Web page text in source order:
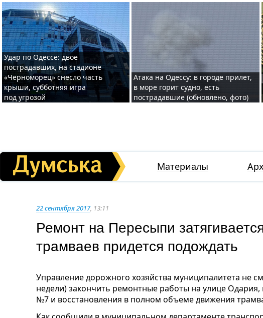
Удар по Одессе: двое
пострадавших, на стадионе
«Черноморец» снесло часть
крыши, субботняя игра
под угрозой
Атака на Одессу: в городе прилет,
в море горит судно, есть
пострадавшие (обновлено, фото)
Материалы
22 сентября 2017, 13:11
Ремонт на Пересыпи
трамваев придется подождать
Управление дорожного хозяйства муниципалитета не
недели) закончить ремонтные работы на улице
№7 и восстановления в полном объеме движения